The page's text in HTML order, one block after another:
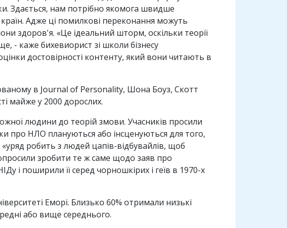
Здається, нам потрібно якомога швидше
країн. Адже ці помилкові переконання можуть
здоров'я. «Це ідеальний шторм, оскільки теорії
- каже бихевиорист зі школи бізнесу
достовірності контенту, який вони читають в
в Journal of Personality, Шона Боуз, Скотт
майже у 2000 дорослих.
людини до теорій змови. Учасників просили
про НЛО плануються або інсценуються для того,
робить з людей цапів-відбувайлів, щоб
зробити те ж саме щодо заяв про
і поширили її серед чорношкірих і геїв в 1970-х
Еморі. Близько 60% отримали низькі
або вище середнього.